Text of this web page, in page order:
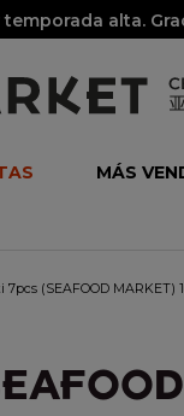
alta.
MÁS
7pcs (SEAFOOD MARKET)